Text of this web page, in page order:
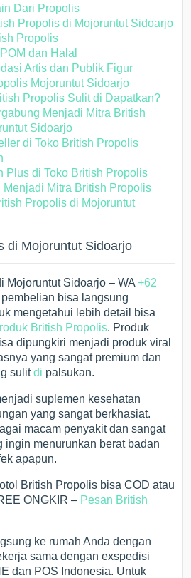
Dari Propolis
Propolis di Mojoruntut Sidoarjo
Propolis
dan Halal
Artis dan Publik Figur
Mojoruntut Sidoarjo
Propolis Sulit di Dapatkan?
Menjadi Mitra British
Sidoarjo
di Toko British Propolis
Plus di Toko British Propolis
Mitra British Propolis
Propolis di Mojoruntut
di Mojoruntut Sidoarjo
Mojoruntut Sidoarjo – WA+62
bisa langsung
mengetahui lebih detail bisa
British Propolis. Produk
dipungkiri menjadi produk viral
yang sangat premium dan
sulitdi palsukan.
suplemen kesehatan
yang sangat berkhasiat.
macam penyakit dan sangat
ingin menurunkan berat badan
apapun.
British Propolis bisa COD atau
ONGKIR – Pesan British
ke rumah Anda dengan
sama dengan exspedisi
dan POS Indonesia. Untuk